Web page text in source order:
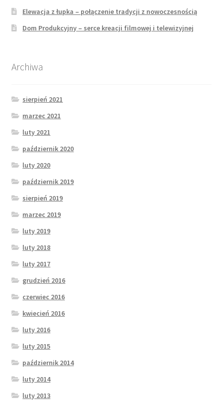
Elewacja z łupka – połączenie tradycji z nowoczesnością
Dom Produkcyjny – serce kreacji filmowej i telewizyjnej
Archiwa
sierpień 2021
marzec 2021
luty 2021
październik 2020
luty 2020
październik 2019
sierpień 2019
marzec 2019
luty 2019
luty 2018
luty 2017
grudzień 2016
czerwiec 2016
kwiecień 2016
luty 2016
luty 2015
październik 2014
luty 2014
luty 2013